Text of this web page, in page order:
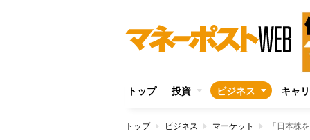
トップ 投資 ビジネス キャ
トップ ビジネス マーケット